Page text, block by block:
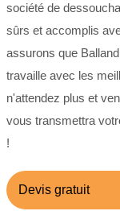
société de
sûrs et accomplis
assurons que
travaille avec les
n'attendez plus et
vous transmettra
!
Devis gratuit